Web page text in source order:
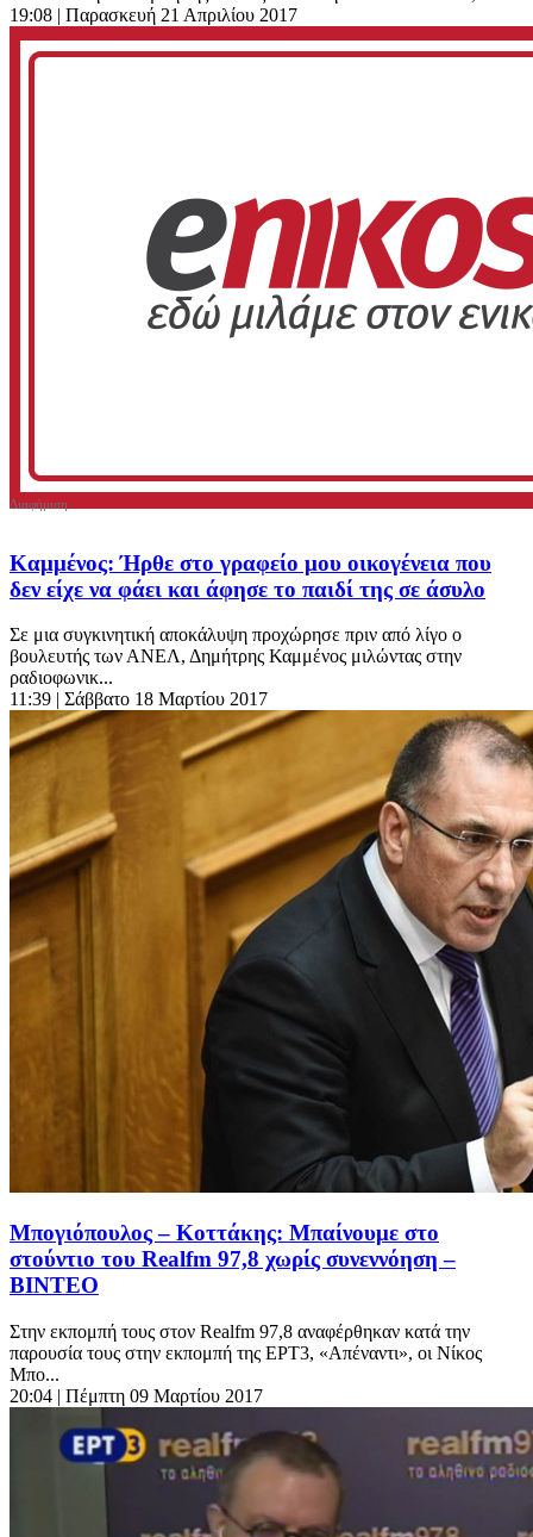
19:08 | Παρασκευή 21 Απριλίου 2017
Καμμένος: Ήρθε στο γραφείο μου οικογένεια που
δεν είχε να φάει και άφησε το παιδί της σε άσυλο
Σε μια συγκινητική αποκάλυψη προχώρησε πριν από λίγο ο
βουλευτής των ΑΝΕΛ, Δημήτρης Καμμένος μιλώντας στην
ραδιοφωνικ...
11:39 | Σάββατο 18 Μαρτίου 2017
Μπογιόπουλος – Κοττάκης: Μπαίνουμε στο
στούντιο του Realfm 97,8 χωρίς συνεννόηση –
ΒΙΝΤΕΟ
Στην εκπομπή τους στον Realfm 97,8 αναφέρθηκαν κατά την
παρουσία τους στην εκπομπή της ΕΡΤ3, «Απέναντι», οι Νίκος
Μπο...
20:04 | Πέμπτη 09 Μαρτίου 2017